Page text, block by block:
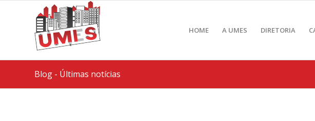
HOME A UMES DIRETORIA
Blog - Últimas notícias